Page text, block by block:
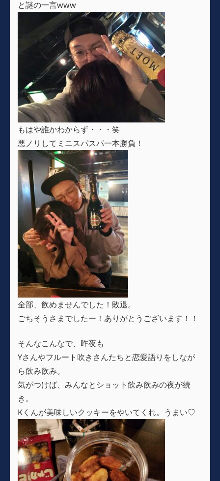
と謎の一言www
もはや誰かわからず・・・笑
悪ノリしてミニスパスパ一本勝負！
全部、飲めませんでした！敗退。
ごちそうさまでしたー！ありがとうございます！！
そんなこんなで、昨夜も
Yさんやフルート吹きさんたちと恋愛語りをしなが
ら飲み飲み。
気がつけば、みんなとショット飲み飲みの夜が続
き。
Kくんが美味しいクッキーをやいてくれ。うまい♡